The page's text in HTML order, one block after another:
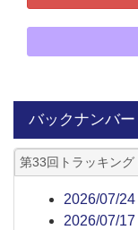
バックナンバー
第33回トラッキン
2026/07/24
2026/07/17